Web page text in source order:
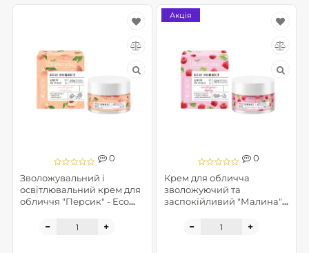
0
Зволожувальний і
освітлювальний крем для
обличчя "Персик" - Eco
0
Крем для обличча
зволожуючий та
заспокійливий "Малина" -
Акція